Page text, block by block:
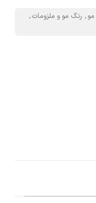
, رنگ مو و ملزومات,